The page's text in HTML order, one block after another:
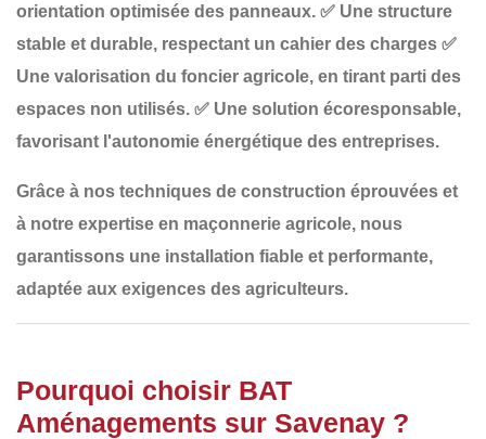
orientation optimisée des panneaux. ✅ Une structure
stable et durable, respectant un cahier des charges ✅
Une valorisation du foncier agricole, en tirant parti des
espaces non utilisés. ✅ Une solution écoresponsable,
favorisant l'autonomie énergétique des entreprises.
Grâce à nos techniques de construction éprouvées et
à notre expertise en maçonnerie agricole, nous
garantissons une installation fiable et performante,
adaptée aux exigences des agriculteurs.
Pourquoi choisir BAT
Aménagements sur Savenay ?